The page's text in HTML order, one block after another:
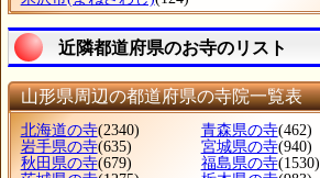
近隣都道府県のお寺のリスト
山形県周辺の都道府県の寺院一覧表
北海道の寺(2340) 青森県の寺(462)
岩手県の寺(635) 宮城県の寺(940)
秋田県の寺(679) 福島県の寺(1530)